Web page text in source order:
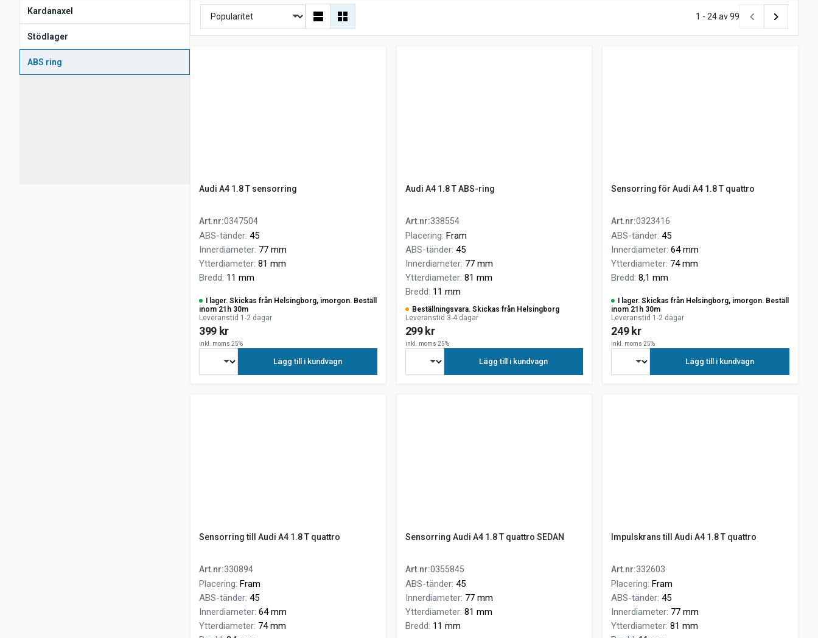
Kardanaxel
Stödlager
ABS ring
1 - 24 av 99
Audi A4 1.8 T sensorring
Art.nr:0347504
ABS-tänder: 45
Innerdiameter: 77 mm
Ytterdiameter: 81 mm
Bredd: 11 mm
I lager. Skickas från Helsingborg, imorgon. Beställ
inom 21h 30m
Leveranstid 1-2 dagar
399 kr
inkl. moms 25%
Lägg till i kundvagn
Audi A4 1.8 T ABS-ring
Art.nr:338554
Placering: Fram
ABS-tänder: 45
Innerdiameter: 77 mm
Ytterdiameter: 81 mm
Bredd: 11 mm
Beställningsvara. Skickas från Helsingborg
Leveranstid 3-4 dagar
299 kr
inkl. moms 25%
Lägg till i kundvagn
Sensorring för Audi A4 1.8 T quattro
Art.nr:0323416
ABS-tänder: 45
Innerdiameter: 64 mm
Ytterdiameter: 74 mm
Bredd: 8,1 mm
I lager. Skickas från Helsingborg, imorgon. Beställ
inom 21h 30m
Leveranstid 1-2 dagar
249 kr
inkl. moms 25%
Lägg till i kundvagn
Sensorring till Audi A4 1.8 T quattro
Art.nr:330894
Placering: Fram
ABS-tänder: 45
Innerdiameter: 64 mm
Ytterdiameter: 74 mm
Sensorring Audi A4 1.8 T quattro SEDAN
Art.nr:0355845
ABS-tänder: 45
Innerdiameter: 77 mm
Ytterdiameter: 81 mm
Bredd: 11 mm
Impulskrans till Audi A4 1.8 T quattro
Art.nr:332603
Placering: Fram
ABS-tänder: 45
Innerdiameter: 77 mm
Ytterdiameter: 81 mm